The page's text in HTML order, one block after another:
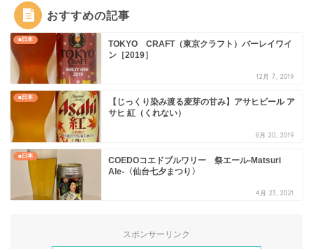
おすすめの記事
■日本
TOKYO CRAFT（東京クラフト）バーレイワイ
ン［2019］
12月 7, 2019
■日本
【じっくり染み渡る麦芽の甘み】アサヒビール ア
サヒ 紅（くれない）
8月 20, 2019
■日本
COEDOコエドブルワリー 祭エール-Matsuri
Ale-〈仙台七夕まつり〉
4月 23, 2021
スポンサーリンク